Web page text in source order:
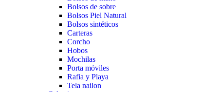
Bolsos de sobre
Bolsos Piel Natural
Bolsos sintéticos
Carteras
Corcho
Hobos
Mochilas
Porta móviles
Rafia y Playa
Tela nailon